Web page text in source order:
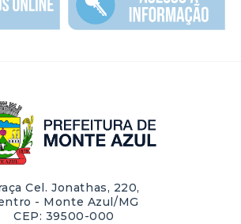
Cel. Jonathas, 220,
- Monte Azul/MG
CEP: 39500-000